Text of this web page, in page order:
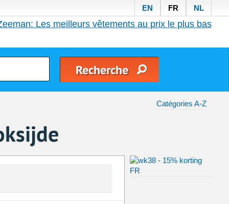
EN FR NL
Les meilleurs vêtements au prix le plus bas
Catégories A-Z